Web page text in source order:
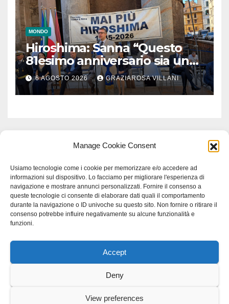
Manage Cookie Consent
Usiamo tecnologie come i cookie per memorizzare e/o accedere ad
informazioni sul dispositivo. Lo facciamo per migliorare l'esperienza di
navigazione e mostrare annunci personalizzati. Fornire il consenso a
queste tecnologie ci consente di elaborare dati quali il comportamento
durante la navigazione o ID univoche su questo sito. Non fornire o ritirare il
consenso potrebbe influire negativamente su alcune funzionalità e
funzioni.
Accept
Deny
View preferences
MONDO
Hiroshima: Sanna “Questo
81esimo anniversario sia un
monito per tutti”
6 AGOSTO 2026 GRAZIAROSA VILLANI
Proudly powered by WordPress|Tema: Newspaperex di
Scienza studio specialistico bracciano